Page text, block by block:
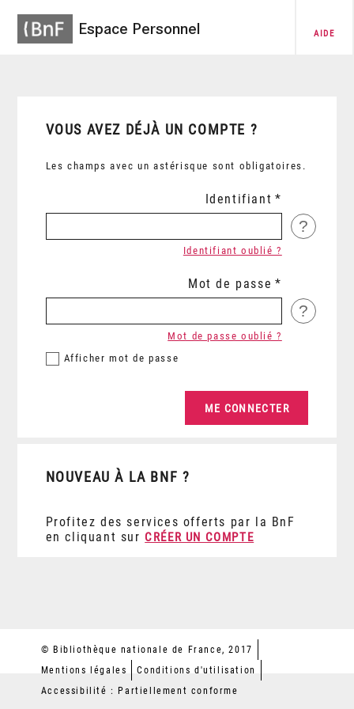
Espace Personnel AIDE
VOUS AVEZ DÉJÀ UN COMPTE ?
Les champs avec un astérisque sont obligatoires.
Identifiant
?
Identifiant oublié ?
Mot de passe
?
Afficher mot de passe
Mot de passe oublié ?
NOUVEAU À LA BNF ?
Profitez des services offerts par la BnF
en cliquant sur CRÉER UN COMPTE
© Bibliothèque nationale de France, 2017
Mentions légales
Conditions d'utilisation
Accessibilité : Partiellement conforme